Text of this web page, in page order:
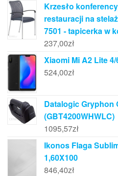
Krzesło
restauracji na
7501 - tapicerka w
237,00zł
Xiaomi Mi A2 Lite
524,00zł
Datalogic Gryphon
(GBT4200WHWLC)
1095,57zł
Ikonos Flaga
1,60X100
846,40zł